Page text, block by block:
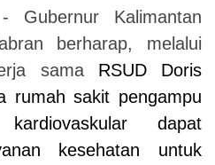
- Gubernur Kalimantan
berharap, melalui
sama RSUD Doris
rumah sakit pengampu
dapat
kesehatan untuk